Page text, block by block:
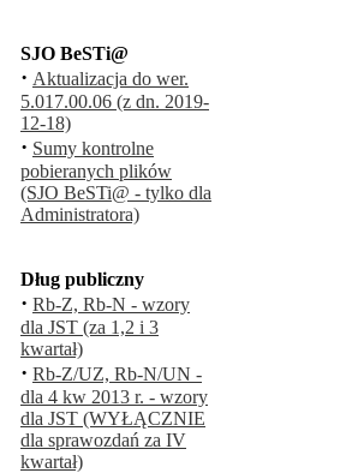
SJO BeSTi@
· Aktualizacja do wer.
5.017.00.06 (z dn. 2019-
12-18)
· Sumy kontrolne
pobieranych plików
(SJO BeSTi@ - tylko dla
Administratora)
Dług publiczny
· Rb-Z, Rb-N - wzory
dla JST (za 1,2 i 3
kwartał)
· Rb-Z/UZ, Rb-N/UN -
dla 4 kw 2013 r. - wzory
dla JST (WYŁĄCZNIE
dla sprawozdań za IV
kwartał)